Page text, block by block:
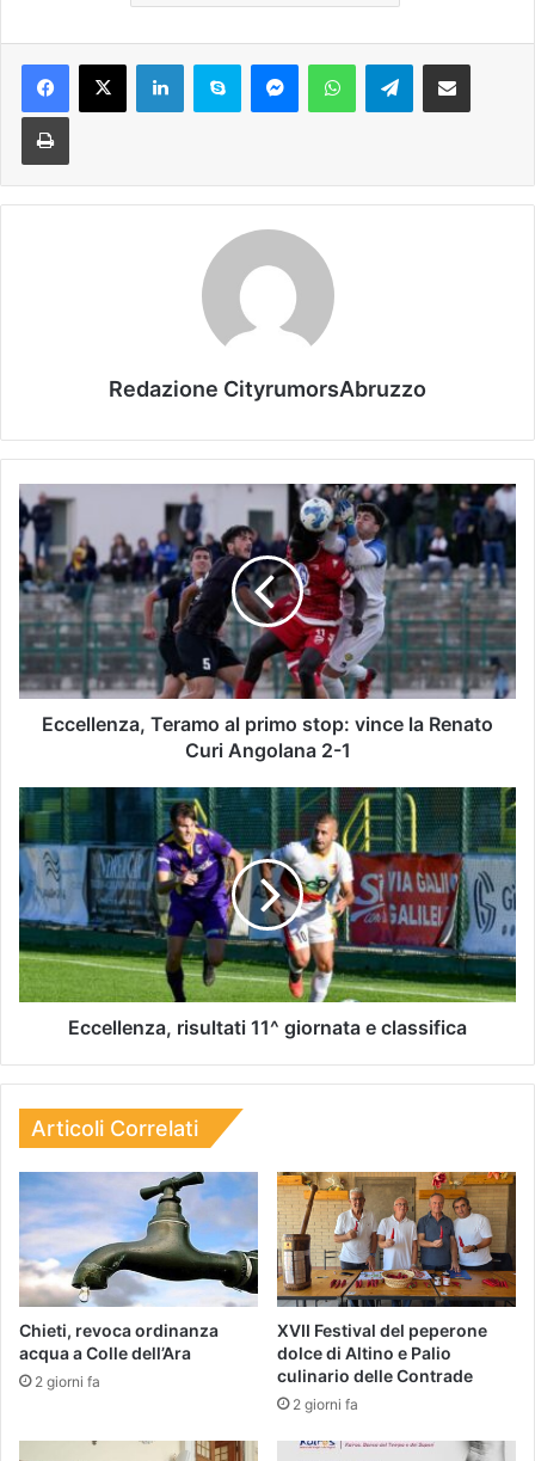
Telegram
Redazione CityrumorsAbruzzo
Eccellenza, Teramo al primo stop: vince la Renato
Curi Angolana 2-1
Eccellenza, risultati 11^ giornata e classifica
Articoli Correlati
Chieti, revoca ordinanza
acqua a Colle dell’Ara
2 giorni fa
XVII Festival del peperone
dolce di Altino e Palio
culinario delle Contrade
2 giorni fa